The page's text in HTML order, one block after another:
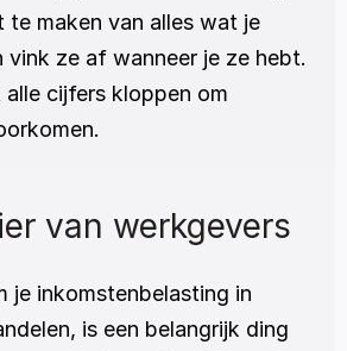
te maken van alles wat je
vink ze af wanneer je ze hebt.
cijfers kloppen om
van werkgevers
je inkomstenbelasting in
is een belangrijk ding